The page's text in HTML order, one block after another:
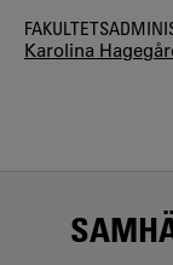
Karolina